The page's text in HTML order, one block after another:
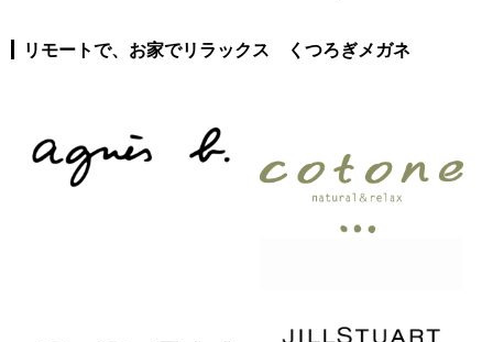
リモートで、お家でリラックス くつろぎメガネ